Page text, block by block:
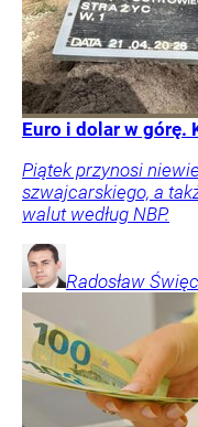
Euro i dolar w górę.
Piątek przynosi
szwajcarskiego, a
walut według NBP.
Radosław